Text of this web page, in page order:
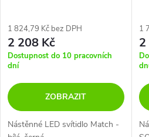
1 824,79 Kč bez DPH
2 208 Kč
Dostupnost do 10 pracovních
dní
ZOBRAZIT
Nástěnné LED svítidlo Match -
1
2